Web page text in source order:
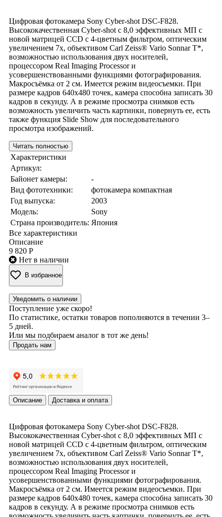
Цифровая фотокамера Sony Cyber-shot DSC-F828.
Высококачественная Cyber-shot с 8,0 эффективных МП с
новой матрицей CCD с 4-цветным фильтром, оптическим
увеличением 7x, объективом Carl Zeiss® Vario Sonnar T*,
возможностью использования двух носителей,
процессором Real Imaging Processor и
усовершенствованными функциями фотографирования.
Макросъёмка от 2 см. Имеется режим видеосъемки. При
размере кадров 640х480 точек, камера способна записать 30
кадров в секунду. А в режиме просмотра снимков есть
возможность увеличить часть картинки, повернуть ее, есть
также функция Slide Show для последовательного
просмотра изображений.
Читать полностью
Характеристики
Артикул:
Байонет камеры:
-
Вид фототехники:
фотокамера компактная
Год выпуска:
2003
Модель:
Sony
Страна производитель: Япония
Все характеристики
Описание
9 820 Р
Нет в наличии
В избранное
Уведомить о наличии
Поступление уже скоро!
По статистике, остатки товаров пополняются в течении 3–
5 дней.
Или мы подбираем аналог в тот же день!
Продать нам
Описание Доставка и оплата
Цифровая фотокамера Sony Cyber-shot DSC-F828.
Высококачественная Cyber-shot с 8,0 эффективных МП с
новой матрицей CCD с 4-цветным фильтром, оптическим
увеличением 7x, объективом Carl Zeiss® Vario Sonnar T*,
возможностью использования двух носителей,
процессором Real Imaging Processor и
усовершенствованными функциями фотографирования.
Макросъёмка от 2 см. Имеется режим видеосъемки. При
размере кадров 640х480 точек, камера способна записать 30
кадров в секунду. А в режиме просмотра снимков есть